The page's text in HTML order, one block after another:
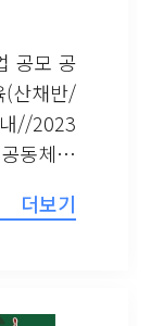
공모 공
(산채반/
//2023
동체…
더보기